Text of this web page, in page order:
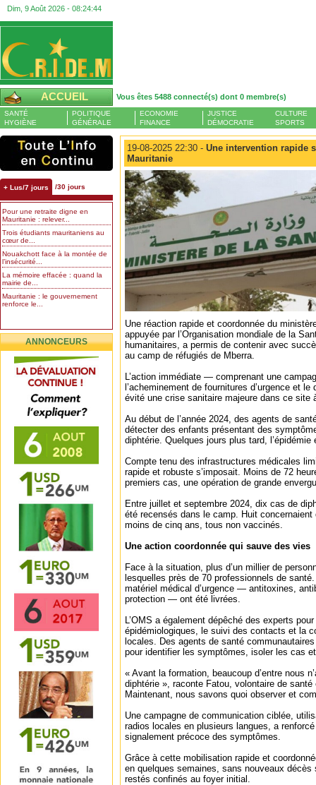
Dim, 9 Août 2026 - 08:24:45
ACCUEIL Vous êtes 5488 connecté(s) dont 0 membre(s)
SANTÉ
HYGIÈNE
POLITIQUE
GÉNÉRALE
ECONOMIE
FINANCE
JUSTICE
DÉMOCRATIE
CULTURE
SPORTS
+ Lus/7 jours /30 jours
Pour une retraite digne en
Mauritanie : relever...
Trois étudiants mauritaniens au
cœur de...
Nouakchott face à la montée de
l’insécurité...
La mémoire effacée : quand la
mairie de...
Mauritanie : le gouvernement
renforce le...
ANNONCEURS
19-08-2025 22:30 - Une intervention rapide
Mauritanie
Une réaction rapide et coordonnée du
appuyée par l’Organisation mondiale de la
humanitaires, a permis de contenir avec
au camp de réfugiés de Mberra.
L’action immédiate — comprenant une
l’acheminement de fournitures d’urgence et
évité une crise sanitaire majeure dans ce site
Au début de l’année 2024, des agents de
détecter des enfants présentant des
diphtérie. Quelques jours plus tard,
Compte tenu des infrastructures médicales
rapide et robuste s’imposait. Moins de 72
premiers cas, une opération de grande
Entre juillet et septembre 2024, dix cas de
été recensés dans le camp. Huit
moins de cinq ans, tous non vaccinés.
Une action coordonnée qui sauve des vies
Face à la situation, plus d’un millier de
lesquelles près de 70 professionnels de
matériel médical d’urgence — antitoxines,
protection — ont été livrées.
L’OMS a également dépêché des experts
épidémiologiques, le suivi des contacts et la
locales. Des agents de santé
pour identifier les symptômes, isoler les cas
« Avant la formation, beaucoup d’entre nous
diphtérie », raconte Fatou, volontaire de
Maintenant, nous savons quoi observer et
Une campagne de communication ciblée,
radios locales en plusieurs langues, a
signalement précoce des symptômes.
Grâce à cette mobilisation rapide et
en quelques semaines, sans nouveaux
restés confinés au foyer initial.